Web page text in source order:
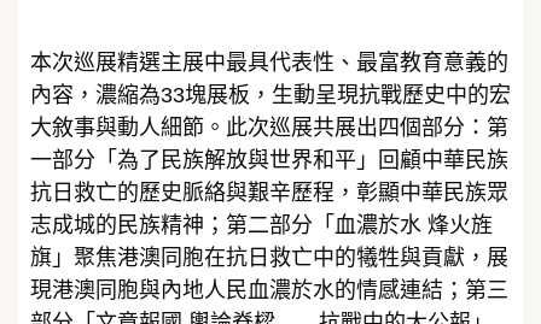
本次巡展精選主展中最具代表性、最富教育意義的
內容，濃縮為33塊展板，生動呈現抗戰歷史中的宏
大敘事與動人細節。此次巡展共展出四個部分：第
一部分「為了民族解放與世界和平」回顧中華民族
抗日救亡的歷史脈絡與艱辛歷程，彰顯中華民族眾
志成城的民族精神；第二部分「血濃於水 烽火旌
旗」聚焦港澳同胞在抗日救亡中的犧牲與貢獻，展
現港澳同胞與內地人民血濃於水的情感連結；第三